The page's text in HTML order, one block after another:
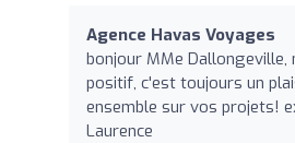
Agence Havas Voyages
bonjour MMe
positif, c'est toujours un
ensemble sur vos projets!
Laurence